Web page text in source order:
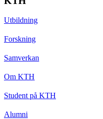
Utbildning
Forskning
Samverkan
Om KTH
Student på KTH
Alumni